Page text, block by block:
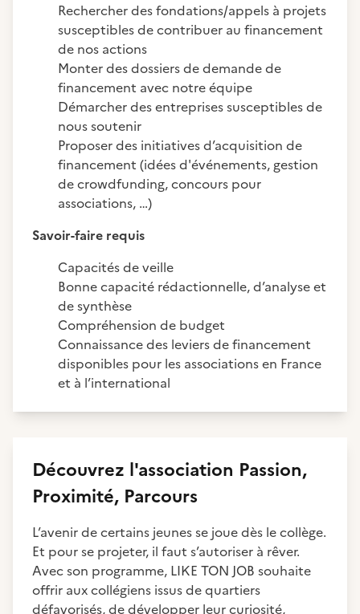
Rechercher des fondations/appels à projets
susceptibles de contribuer au financement
de nos actions
Monter des dossiers de demande de
financement avec notre équipe
Démarcher des entreprises susceptibles de
nous soutenir
Proposer des initiatives d’acquisition de
financement (idées d'événements, gestion
de crowdfunding, concours pour
associations, …)
Savoir-faire requis
Capacités de veille
Bonne capacité rédactionnelle, d’analyse et
de synthèse
Compréhension de budget
Connaissance des leviers de financement
disponibles pour les associations en France
et à l’international
Découvrez l'association Passion,
Proximité, Parcours
L’avenir de certains jeunes se joue dès le collège.
Et pour se projeter, il faut s’autoriser à rêver.
Avec son programme, LIKE TON JOB souhaite
offrir aux collégiens issus de quartiers
défavorisés, de développer leur curiosité,